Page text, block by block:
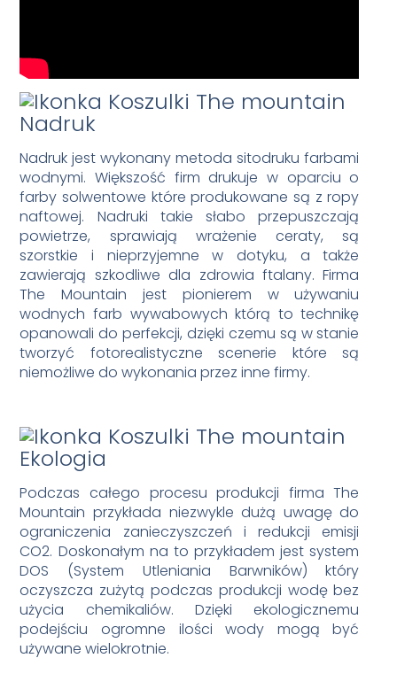
Nadruk
Nadruk jest wykonany metoda sitodruku farbami
wodnymi. Większość firm drukuje w oparciu o
farby solwentowe które produkowane są z ropy
naftowej. Nadruki takie słabo przepuszczają
powietrze, sprawiają wrażenie ceraty, są
szorstkie i nieprzyjemne w dotyku, a także
zawierają szkodliwe dla zdrowia ftalany. Firma
The Mountain jest pionierem w używaniu
wodnych farb wywabowych którą to technikę
opanowali do perfekcji, dzięki czemu są w stanie
tworzyć fotorealistyczne scenerie które są
niemożliwe do wykonania przez inne firmy.
Ekologia
Podczas całego procesu produkcji firma The
Mountain przykłada niezwykle dużą uwagę do
ograniczenia zanieczyszczeń i redukcji emisji
CO2. Doskonałym na to przykładem jest system
DOS (System Utleniania Barwników) który
oczyszcza zużytą podczas produkcji wodę bez
użycia chemikaliów. Dzięki ekologicznemu
podejściu ogromne ilości wody mogą być
używane wielokrotnie.